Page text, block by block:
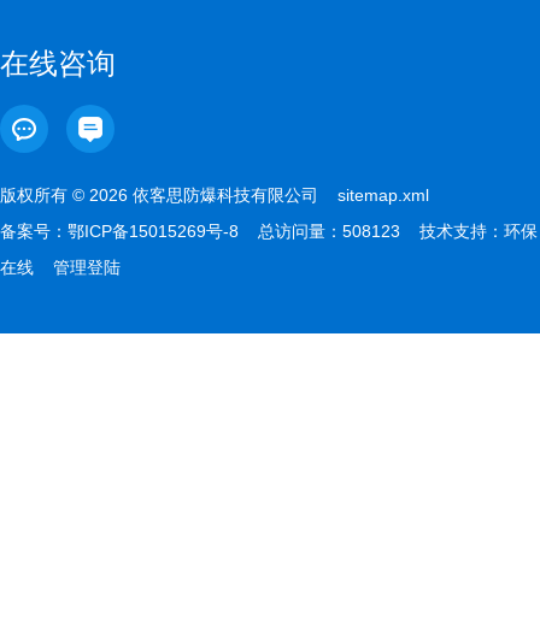
在线咨询
版权所有 © 2026 依客思防爆科技有限公司 sitemap.xml
备案号： 鄂ICP备15015269号-8 总访问量：508123 技术支持： 环保
在线
管理登陆